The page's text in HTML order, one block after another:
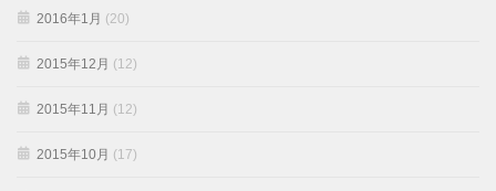
2016年1月 (20)
2015年12月 (12)
2015年11月 (12)
2015年10月 (17)